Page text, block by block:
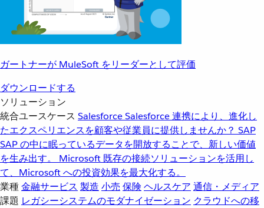
ガートナーが MuleSoft をリーダーとして評価
ダウンロードする
ソリューション
統合ユースケース SalesforceSalesforce 連携により、進化し
たエクスペリエンスを顧客や従業員に提供しませんか？ SAP
SAP の中に眠っているデータを開放することで、新しい価値
を生み出す。
Microsoft 既存の接続ソリューションを活用し
て、Microsoft への投資効果を最大化する。
業種金融サービス 製造 小売 保険 ヘルスケア 通信・メディア
課題 レガシーシステムのモダナイゼーション クラウドへの移